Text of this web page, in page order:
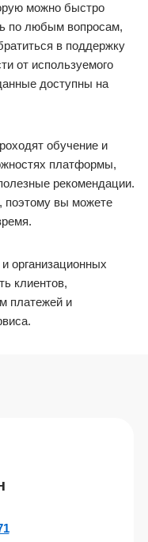
можно быстро
по любым вопросам,
в поддержку
от используемого
доступны на
обучение и
платформы,
рекомендации.
поэтому вы можете
организационных
клиентов,
платежей и